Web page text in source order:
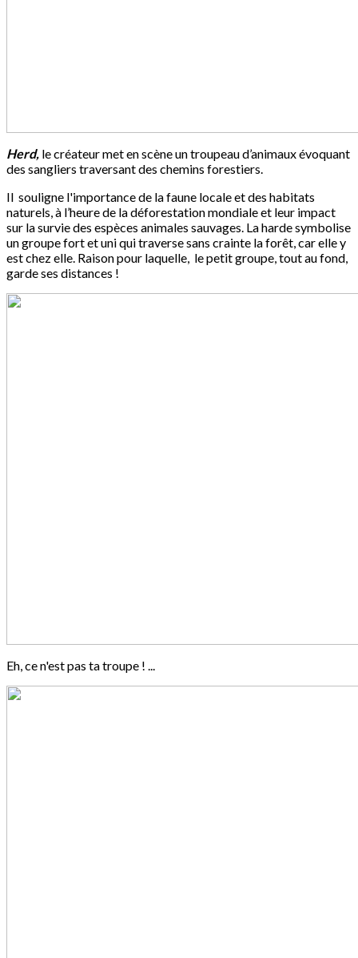
Herd, le créateur met en scène un troupeau d’animaux évoquant
des sangliers traversant des chemins forestiers.
Il souligne l'importance de la faune locale et des habitats
naturels, à l’heure de la déforestation mondiale et leur impact
sur la survie des espèces animales sauvages. La harde symbolise
un groupe fort et uni qui traverse sans crainte la forêt, car elle y
est chez elle. Raison pour laquelle, le petit groupe, tout au fond,
garde ses distances !
Eh, ce n'est pas ta troupe ! ...